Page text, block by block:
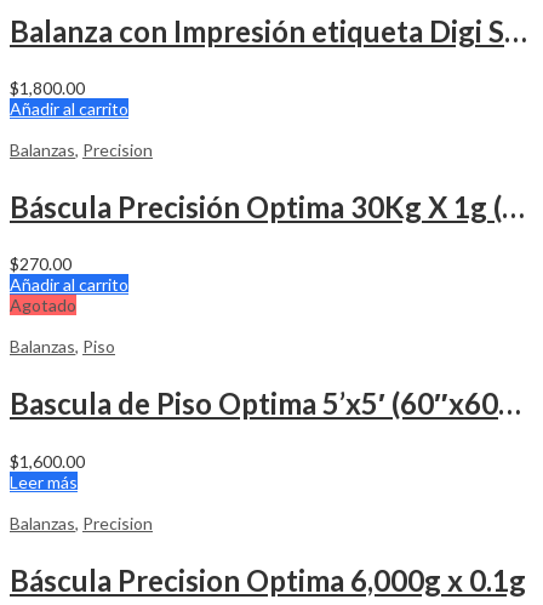
Balanza con Impresión etiqueta Digi SM-120 30 Libras
$1,800.00
Añadir al carrito
Balanzas, Precision
Báscula Precisión Optima 30Kg X 1g (g, kg, lb, oz)
$270.00
Añadir al carrito
Agotado
Balanzas, Piso
Bascula de Piso Optima 5’x5′ (60″x60″) 10,000 Libras
$1,600.00
Leer más
Balanzas, Precision
Báscula Precision Optima 6,000g x 0.1g